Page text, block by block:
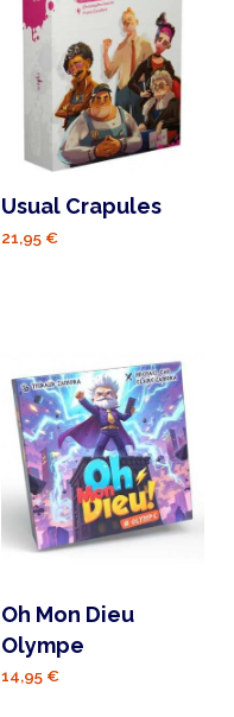
Usual Crapules
21,95 €
Oh Mon Dieu
Olympe
14,95 €